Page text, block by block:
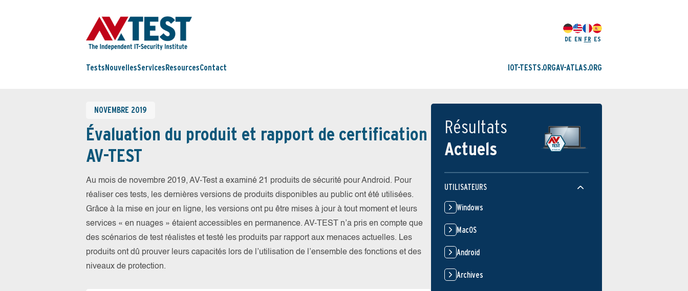
DE EN FR ES
Tests NouvellesServices ResourcesContact IOT-TESTS.ORGAV-ATLAS.ORG
NOVEMBRE 2019
Évaluation du produit et rapport de certification
AV-TEST
Au mois de novembre 2019, AV-Test a examiné 21 produits de sécurité pour Android. Pour
réaliser ces tests, les dernières versions de produits disponibles au public ont été utilisées.
Grâce à la mise en jour en ligne, les versions ont pu être mises à jour à tout moment et leurs
services « en nuages » étaient accessibles en permanence. AV-TEST n’a pris en compte que
des scénarios de test réalistes et testé les produits par rapport aux menaces actuelles. Les
produits ont dû prouver leurs capacités lors de l’utilisation de l’ensemble des fonctions et des
niveaux de protection.
Résultats
Actuels
UTILISATEURS
Windows
MacOS
Android
Archives